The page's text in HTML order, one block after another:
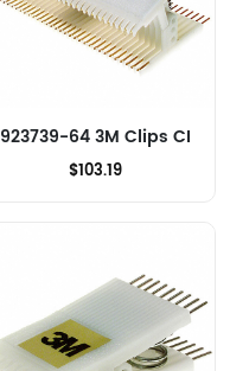
923739-64 3M Clips CI
$103.19